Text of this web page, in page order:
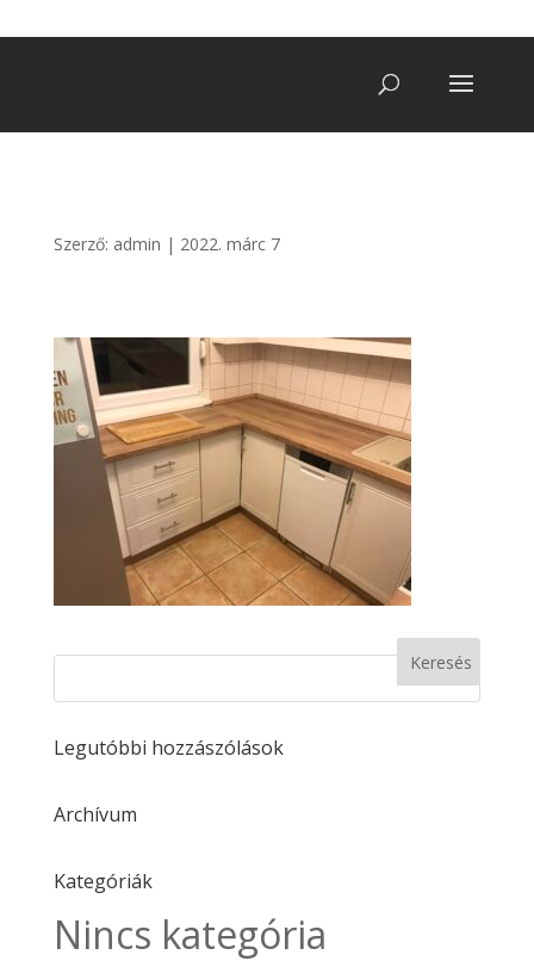
Szerző: admin | 2022. márc 7
Legutóbbi hozzászólások
Archívum
Kategóriák
Nincs kategória